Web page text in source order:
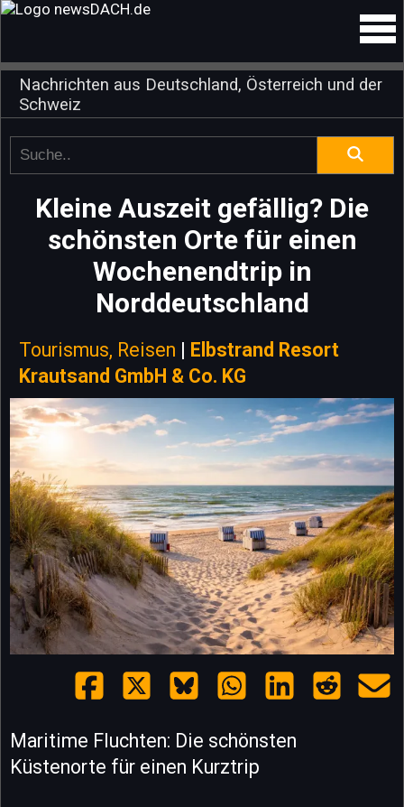
Nachrichten aus Deutschland, Österreich und der
Schweiz
Kleine Auszeit gefällig? Die
schönsten Orte für einen
Wochenendtrip in
Norddeutschland
Tourismus, Reisen | Elbstrand Resort
Krautsand GmbH & Co. KG
Maritime Fluchten: Die schönsten
Küstenorte für einen Kurztrip